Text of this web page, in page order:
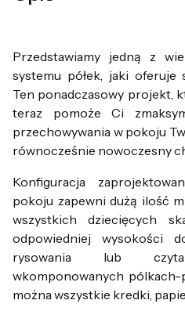
Przedstawiamy jedną z
systemu półek, jaki oferuje
Ten ponadczasowy projekt,
teraz pomoże Ci
przechowywania w pokoju
równocześnie nowoczesny
Konfiguracja
pokoju zapewni dużą ilość
wszystkich dziecięcych
odpowiedniej wysokości
rysowania lub
wkomponowanych
można wszystkie kredki,